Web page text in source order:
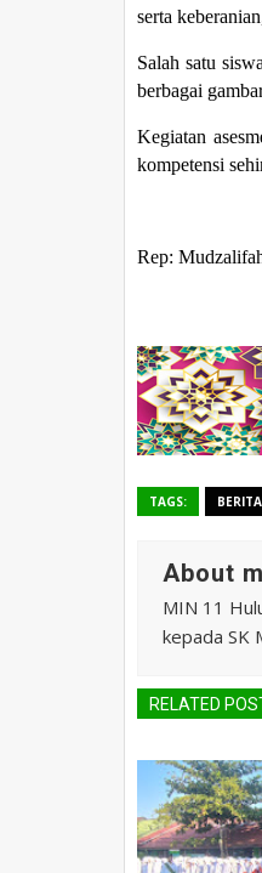
serta
Salah satu
berbagai
Kegiatan
kompetensi
Rep:
TAGS:
About
MIN 11
kepada SK
RELATED